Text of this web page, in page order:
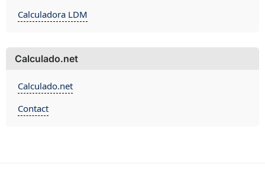
Calculadora LDM
Calculado.net
Calculado.net
Contact